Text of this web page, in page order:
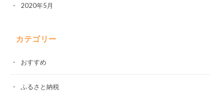
2020年5月
カテゴリー
おすすめ
ふるさと納税